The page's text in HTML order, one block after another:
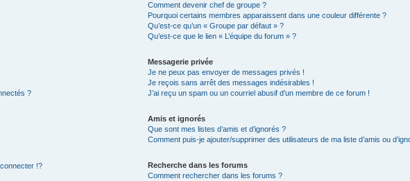
?
!?
Comment devenir chef de groupe ?
Pourquoi certains membres apparaissent dans une couleur différente ?
Qu’est-ce qu’un « Groupe par défaut » ?
Qu’est-ce que le lien « L’équipe du forum » ?
Messagerie privée
Je ne peux pas envoyer de messages privés !
Je reçois sans arrêt des messages indésirables !
J’ai reçu un spam ou un courriel abusif d’un membre de ce forum !
Amis et ignorés
Que sont mes listes d’amis et d’ignorés ?
Comment puis-je ajouter/supprimer des utilisateurs de ma liste d’amis ou
Recherche dans les forums
Comment rechercher dans les forums ?